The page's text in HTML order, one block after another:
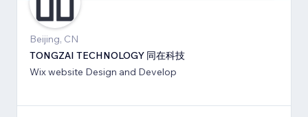
Beijing, CN
TONGZAI TECHNOLOGY 同在科技
Wix website Design and Develop